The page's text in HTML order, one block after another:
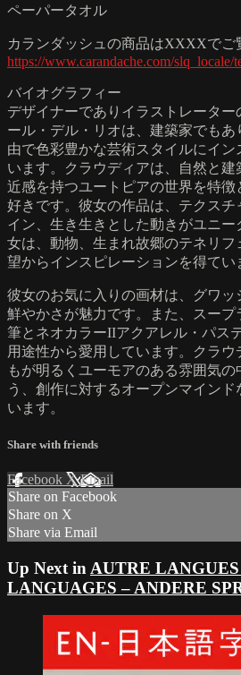
ペーパータオル
カランダッシュの商品はXXXXでご
https://www.carandache.com/slq_locale/
バイオグラフィー
デザイナーでありイラストレータ
ール・デル・リオは、建築家でもあ
由で色彩豊かな芸術スタイルにイン
います。クラウディアは、自然と
近感を持つユートピアの世界を特
好きです。彼女の作品は、テクスチ
イン、生き生きとした動きがユニ
女は、動物、生まれ故郷のテネリ
望からインスピレーションを得てい
彼女のお気に入りの画材は、グワッ
鮮やかさが魅力です。また、スー
筆とネオカラーIIアクアレル・パス
用途性から愛用しています。クラ
もが明るくユーモアのある雰囲気
う、創作に対するオープンマイン
います。
Share with friends
Facebook XEmail
Share on Facebook
Share on X
Share via Email
Up Next in AUTRE
LANGUAGES – ANDERE